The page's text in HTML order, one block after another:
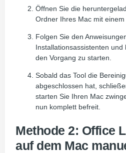
Öffnen Sie die
Ordner Ihres Mac mit einem
Folgen Sie den
Installationsassistenten und
den Vorgang zu starten.
Sobald das Tool die
abgeschlossen hat,
starten Sie Ihren Mac
nun komplett befreit.
Methode 2: Office
auf dem Mac